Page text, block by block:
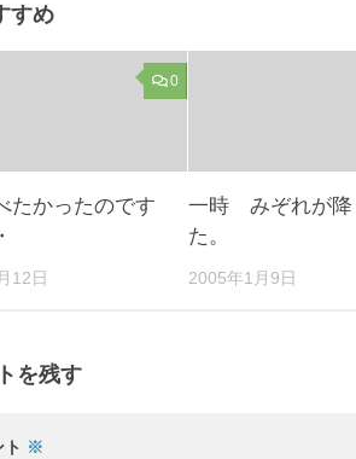
すめ
0
たかったのです
12日
一時 みぞれが降
た。
2005年1月9日
を残す
※